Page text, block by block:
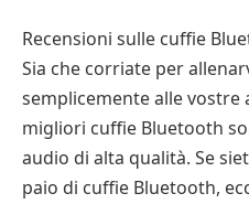
Recensioni sulle cuffie
Sia che corriate per
semplicemente alle
migliori cuffie Bluetooth
audio di alta qualità. Se
paio di cuffie Bluetooth,